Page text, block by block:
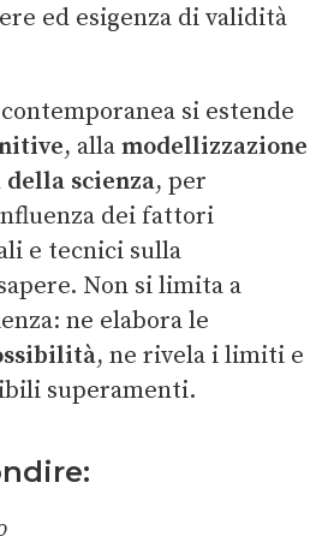
ed esigenza di validità
si estende
, allamodellizzazione
scienza, per
dei fattori
e tecnici sulla
Non si limita a
ne elabora le
, ne rivela i limiti e
superamenti.